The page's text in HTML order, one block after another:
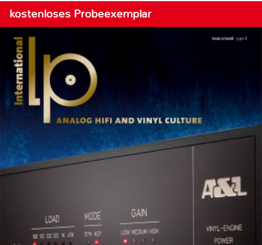
kostenloses Probeexemplar